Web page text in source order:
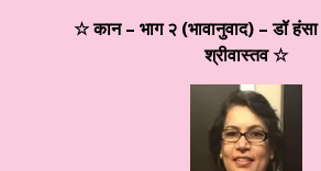
☆ कान – भाग २ (भावानुवाद) – डॉ
श्रीवास्तव☆